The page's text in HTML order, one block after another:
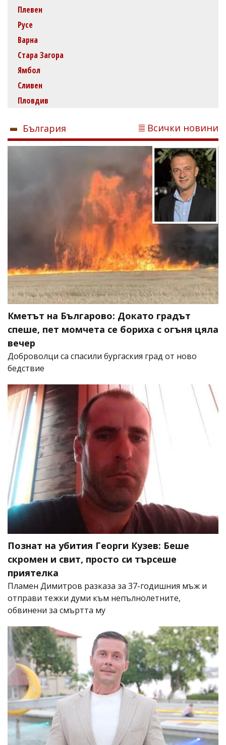
Плевен
Русе
Варна
Стара Загора
Ямбол
Сливен
Пловдив
България Всички новини
Кметът на Българово: Докато градът
спеше, пет момчета се бориха с огъня цяла
вечер
Доброволци са спасили бургаския град от ново
бедствие
Познат на убития Георги Кузев: Беше
скромен и свит, просто си търсеше
приятелка
Пламен Димитров разказа за 37-годишния мъж и
отправи тежки думи към непълнолетните,
обвинени за смъртта му